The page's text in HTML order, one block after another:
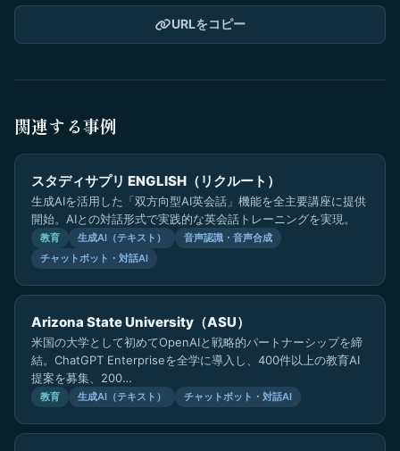
URLをコピー
関連する事例
スタディサプリ ENGLISH（リクルート）
生成AIを活用した「双方向型AI英会話」機能を全主要講座に提供
開始。AIとの対話形式で実践的な英会話トレーニングを実現。
教育 生成AI（テキスト）
音声認識・音声合成
チャットボット・対話AI
Arizona State University（ASU）
米国の大学として初めてOpenAIと戦略的パートナーシップを締
結。ChatGPT Enterpriseを全学に導入し、400件以上の教育AI
提案を募集、200…
教育 生成AI（テキスト） チャットボット・対話AI